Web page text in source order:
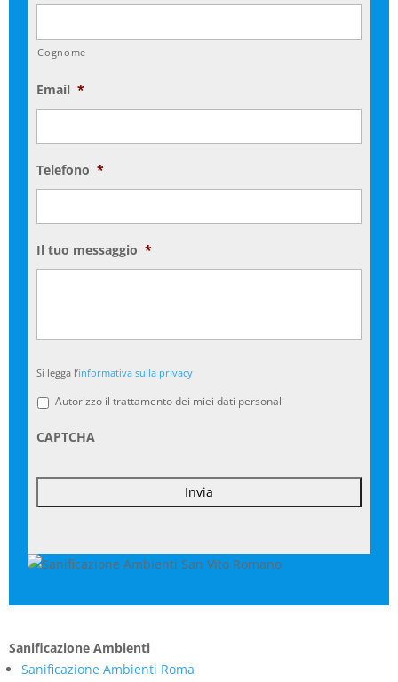
Cognome
Email *
Telefono *
Il tuo messaggio *
Si
legga
l'informativa
privacy *
Si legga l’informativa sulla privacy
Autorizzo il trattamento dei miei dati personali
CAPTCHA
Sanificazione Ambienti
Sanificazione Ambienti Roma